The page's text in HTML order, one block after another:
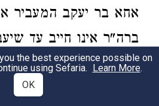
אחא בר יעקב המעביר
ברה"ר אינו חייב עד
וממ"ש רבינו לקמיה
דוקא קאמר אבל
the best experience possible on
using Sefaria. Learn More.
OK